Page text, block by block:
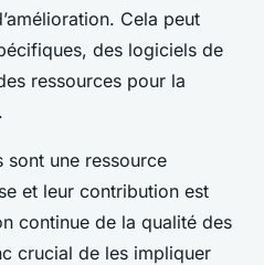
Cela peut
des logiciels de
ressources pour la
sont une ressource
et leur contribution est
continue de la qualité des
crucial de les impliquer